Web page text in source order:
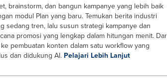
brainstorm, dan bangun kampanye yang lebih baik
modul Plan yang baru. Temukan berita industri
sedang tren, lalu susun strategi kampanye dan
promosi yang lengkap dalam hitungan menit.
pembuatan konten dalam satu workflow yang
dan didukung AI. Pelajari Lebih Lanjut